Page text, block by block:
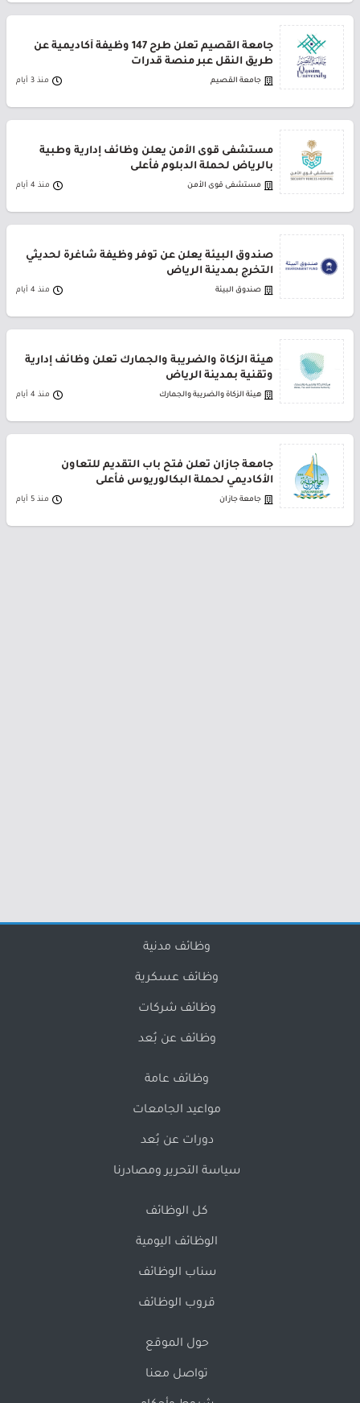
جامعة القصيم تعلن طرح 147 وظيفة أكاديمية عن
طريق النقل عبر منصة قدرات
جامعة القصيم منذ 3 أيام
مستشفى قوى الأمن يعلن وظائف إدارية وطبية
بالرياض لحملة الدبلوم فأعلى
مستشفى قوى الأمن منذ 4 أيام
صندوق البيئة يعلن عن توفر وظيفة شاغرة لحديثي
التخرج بمدينة الرياض
صندوق البيئة منذ 4 أيام
هيئة الزكاة والضريبة والجمارك تعلن وظائف إدارية
وتقنية بمدينة الرياض
هيئة الزكاة والضريبة والجمارك منذ 4 أيام
جامعة جازان تعلن فتح باب التقديم للتعاون
الأكاديمي لحملة البكالوريوس فأعلى
جامعة جازان منذ 5 أيام
وظائف مدنية
وظائف عسكرية
وظائف شركات
وظائف عن بُعد
وظائف عامة
مواعيد الجامعات
دورات عن بُعد
سياسة التحرير ومصادرنا
كل الوظائف
الوظائف اليومية
سناب الوظائف
قروب الوظائف
حول الموقع
تواصل معنا